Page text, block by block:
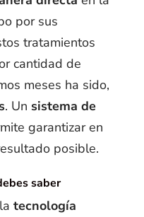
por sus
tratamientos
cantidad de
meses ha sido,
. Un sistema de
garantizar en
posible.
saber
tecnología